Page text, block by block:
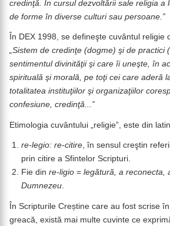
credinţă. În cursul dezvoltării sale religia a
de forme în diverse culturi sau persoane.”
În DEX 1998, se defineşte cuvântul religie
„Sistem de credinţe (dogme) şi de practici
sentimentul divinităţii şi care îi uneşte, în
spirituală şi morală, pe toţi cei care aderă
totalitatea instituţiilor şi organizaţiilor
confesiune, credinţă...”
Etimologia cuvântului „religie”, este din
re-legio: re-citire, în sensul creştin
prin citire a Sfintelor Scripturi.
Fie dinre-ligio=legătură,a reconecta,
Dumnezeu.
În Scripturile Creștine care au fost scrise
greacă, există mai multe cuvinte ce